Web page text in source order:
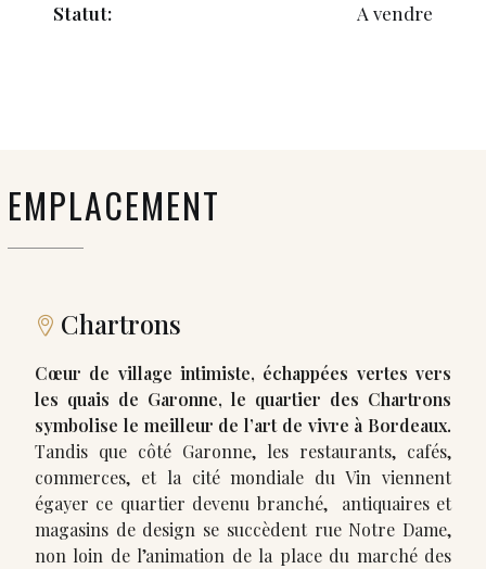
Statut: A vendre
EMPLACEMENT
Chartrons
Cœur de village intimiste, échappées vertes vers
les quais de Garonne, le quartier des Chartrons
symbolise le meilleur de l’art de vivre à Bordeaux.
Tandis que côté Garonne, les restaurants, cafés,
commerces, et la cité mondiale du Vin viennent
égayer ce quartier devenu branché, antiquaires et
magasins de design se succèdent rue Notre Dame,
non loin de l’animation de la place du marché des